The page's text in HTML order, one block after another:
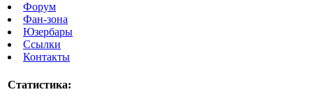
Форум
Фан-зона
Юзербары
Ссылки
Контакты
Статистика: